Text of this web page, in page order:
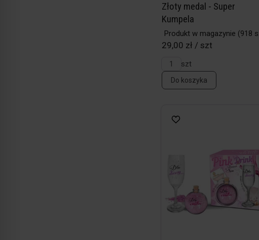
Złoty medal - Super
Kumpela
Produkt w magazynie (918
29,00 zł / szt
szt
Do koszyka